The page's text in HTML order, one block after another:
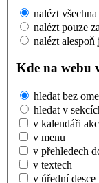
nalézt
nalézt pouze
nalézt
Kde na webu
hledat bez
hledat v
v kalendáři
v menu
v přehledech
v textech
v úřední desce